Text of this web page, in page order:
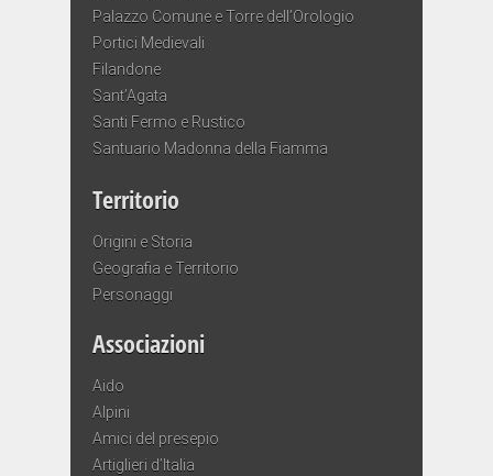
Palazzo Comune e Torre dell’Orologio
Portici Medievali
Filandone
Sant’Agata
Santi Fermo e Rustico
Santuario Madonna della Fiamma
Territorio
Origini e Storia
Geografia e Territorio
Personaggi
Associazioni
Aido
Alpini
Amici del presepio
Artiglieri d’Italia